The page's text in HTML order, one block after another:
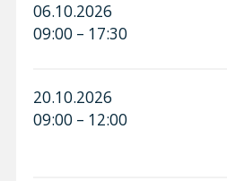
06.10.2026
09:00 – 17:30
20.10.2026
09:00 – 12:00